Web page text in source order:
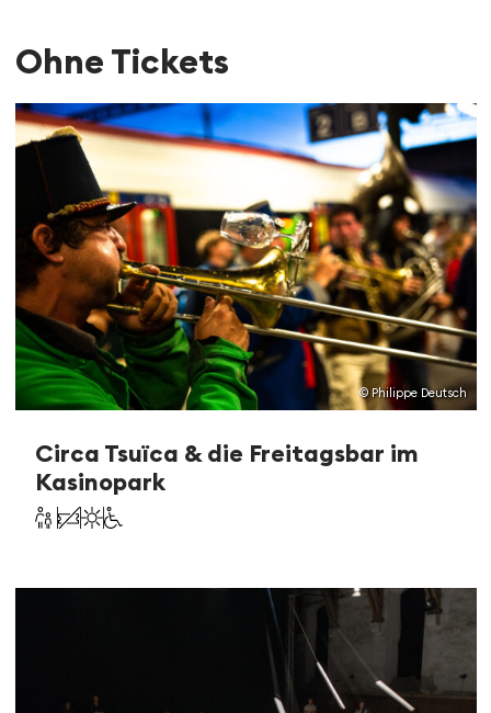
Ohne Tickets
© Philippe Deutsch
Circa Tsuïca & die Freitagsbar im
Kasinopark